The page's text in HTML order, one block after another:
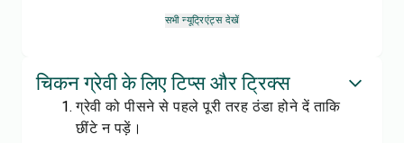
सभी न्यूट्रिएंट्स देखें
चिकन ग्रेवी के लिए टिप्स और ट्रिक्स
ग्रेवी को पीसने से पहले पूरी तरह ठंडा होने दें ताकि
छींटे न पड़ें।